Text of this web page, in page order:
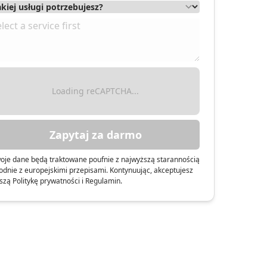
Loading reCAPTCHA...
Zapytaj za darmo
dane będą traktowane poufnie z najwyższą starannością
z europejskimi przepisami. Kontynuując, akceptujesz
Politykę prywatności i Regulamin.